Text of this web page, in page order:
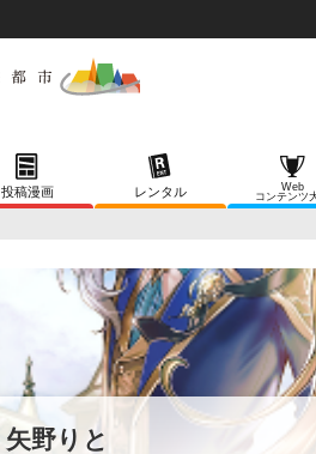
投稿漫画 レンタル
Web
コンテンツ
矢野りと